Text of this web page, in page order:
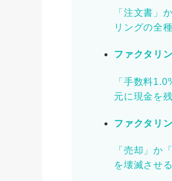
「注文書」
リングの全
ファクタリ
「手数料
元に現金を
ファクタリ
「売却」か
を壊滅させ